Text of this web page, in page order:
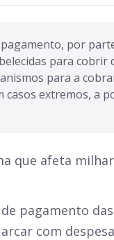
por
para cobrir
para a
extremos, a
que afeta
pagamento
com